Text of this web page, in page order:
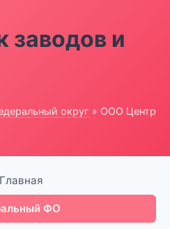
заводов и
округ » ООО Центр
ФО